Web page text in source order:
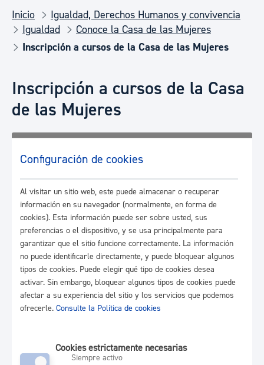
Inicio
Igualdad, Derechos Humanos y convivencia
Igualdad
Conoce la Casa de las Mujeres
Inscripción a cursos de la Casa de las Mujeres
Inscripción a cursos de la Casa
de las Mujeres